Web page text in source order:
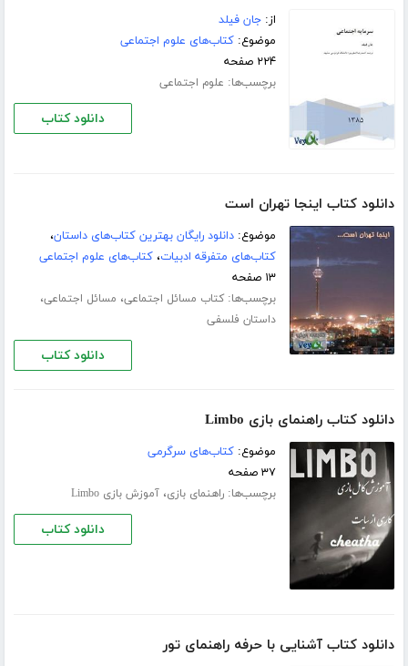
از:جان فیلد
موضوع:کتاب‌های علوم اجتماعی
۲۲۴ صفحه
برچسب‌ها: علوم اجتماعی
دانلود کتاب
دانلود کتاب اینجا تهران است
موضوع:دانلود رایگان بهترین کتاب‌های داستان،
کتاب‌های متفرقه ادبیات،کتاب‌های علوم اجتماعی
۱۳ صفحه
برچسب‌ها:کتاب مسائل اجتماعی، مسائل اجتماعی،
داستان فلسفی
دانلود کتاب
دانلود کتاب راهنمای بازی Limbo
موضوع:کتاب‌های سرگرمی
۳۷ صفحه
برچسب‌ها:راهنمای بازی،آموزش بازی Limbo
دانلود کتاب
دانلود کتاب آشنایی با حرفه راهنمای تور